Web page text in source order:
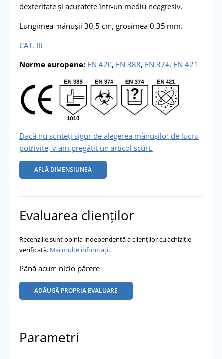
dexteritate și acuratețe într-un mediu neagresiv.
Lungimea mănușii 30,5 cm, grosimea 0,35 mm.
CAT. III
Norme europene: EN 420, EN 388, EN 374, EN 421
Dacă nu sunteți sigur de alegerea mănușilor de lucru
potrivite, v-am pregătit un articol scurt.
AFLĂ DIMENSIUNEA
Evaluarea clienților
Recenziile sunt opinia independentă a clienților cu achiziție
verificată. Mai multe informații.
Până acum nicio părere
ADĂUGĂ PROPRIA EVALUARE
Parametri